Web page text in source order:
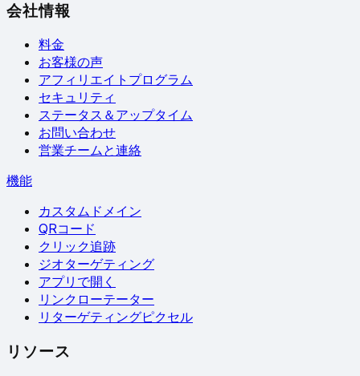
会社情報
料金
お客様の声
アフィリエイトプログラム
セキュリティ
ステータス＆アップタイム
お問い合わせ
営業チームと連絡
機能
カスタムドメイン
QRコード
クリック追跡
ジオターゲティング
アプリで開く
リンクローテーター
リターゲティングピクセル
リソース